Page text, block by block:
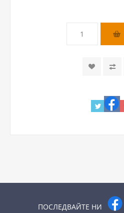
ПОСЛЕДВАЙТЕ НИ